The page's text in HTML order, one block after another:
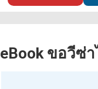
eBook ขอวีซ่